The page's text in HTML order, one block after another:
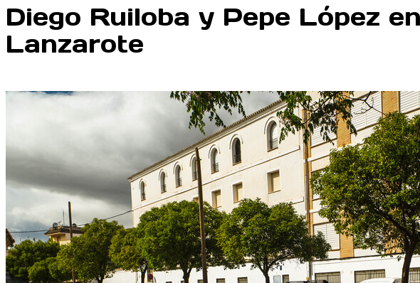
Diego Ruiloba y Pepe López
Lanzarote